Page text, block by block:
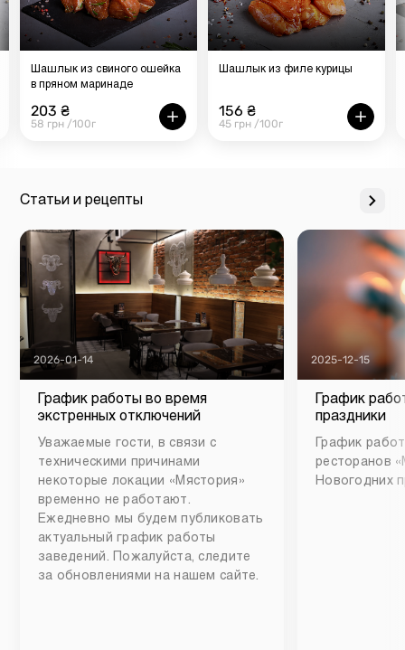
Шашлык из свиного ошейка
в пряном маринаде
203 ₴
58 грн /100г
Шашлык из филе курицы
156 ₴
45 грн /100г
Статьи и рецепты
2026-01-14
График работы во время
экстренных отключений
Уважаемые гости, в связи с
техническими причинами
некоторые локации «Мястория»
временно не работают.
Ежедневно мы будем публиковать
актуальный график работы
заведений. Пожалуйста, следите
за обновлениями на нашем сайте.
2025-12-15
График
праздники
График
ресторанов
Новогодних